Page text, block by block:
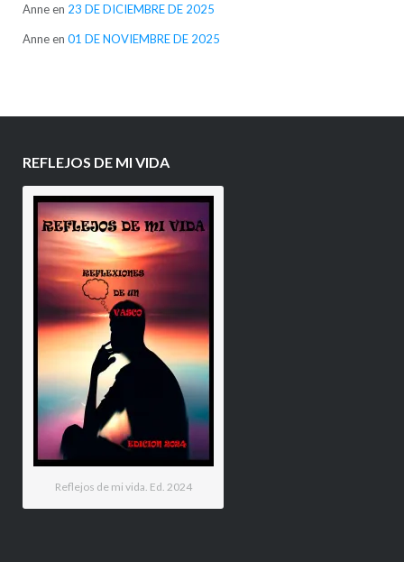
Anneen 23 DE DICIEMBRE DE 2025
Anneen 01 DE NOVIEMBRE DE 2025
REFLEJOS DE MI VIDA
Reflejos de mi vida. Ed. 2024